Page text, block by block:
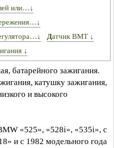
или…↓
Датчик ВМТ ↓
↓
батарейного зажигания.
катушку зажигания,
и высокого
«525», «528i», «535i», с
и с 1982 модельного года